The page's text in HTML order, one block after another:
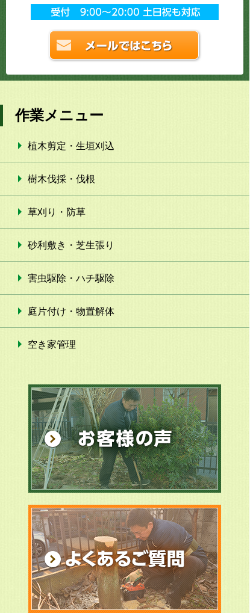
作業メニュー
植木剪定・生垣刈込
樹木伐採・伐根
草刈り・防草
砂利敷き・芝生張り
害虫駆除・ハチ駆除
庭片付け・物置解体
空き家管理